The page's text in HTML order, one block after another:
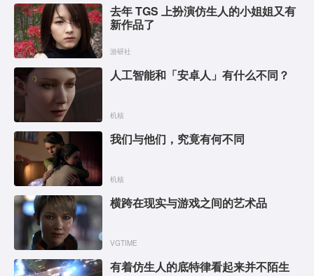
去年 TGS 上扮演仿生人的小姐姐又有
新作品了
游研社
人工智能和「安卓人」有什么不同？
机核
我们与他们，究竟有何不同
机核
横跨在现实与游戏之间的艺术品
VGTIME
有着仿生人的底特律看起来并不陌生